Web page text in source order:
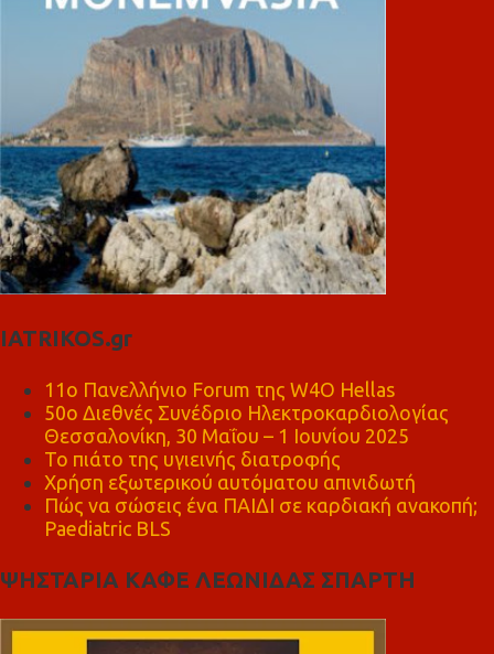
IATRIKOS.gr
11ο Πανελλήνιο Forum της W4O Hellas
50ο Διεθνές Συνέδριο Ηλεκτροκαρδιολογίας
Θεσσαλονίκη, 30 Μαΐου – 1 Ιουνίου 2025
Το πιάτο της υγιεινής διατροφής
Χρήση εξωτερικού αυτόματου απινιδωτή
Πώς να σώσεις ένα ΠΑΙΔΙ σε καρδιακή ανακοπή;
Paediatric BLS
ΨΗΣΤΑΡΙΑ ΚΑΦΕ ΛΕΩΝΙΔΑΣ ΣΠΑΡΤΗ